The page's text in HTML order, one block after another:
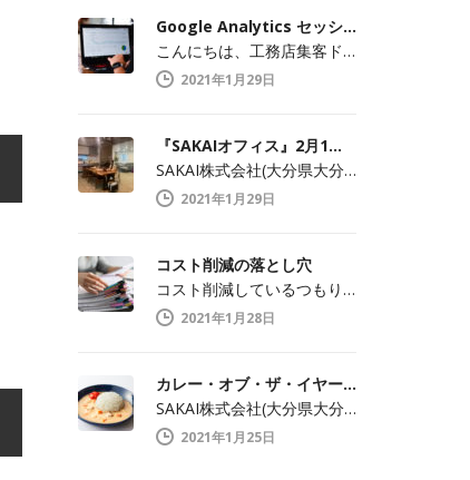
Google Analytics セッション数と訪問数の違い
こんにちは、工務店集客ドットコムの渡辺で…
2021年1月29日
『SAKAIオフィス』2月1日（月）より本格始動
SAKAI株式会社(大分県大分市中戸次／…
2021年1月29日
コスト削減の落とし穴
コスト削減しているつもりが…コストが増え…
2021年1月28日
カレー・オブ・ザ・イヤー2021特別賞受賞！
SAKAI株式会社(大分県大分市中戸次／…
2021年1月25日